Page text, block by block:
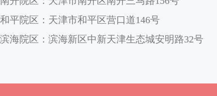
和平院区：天津市和平区营口道146号
滨海院区：滨海新区中新天津生态城安明路32号